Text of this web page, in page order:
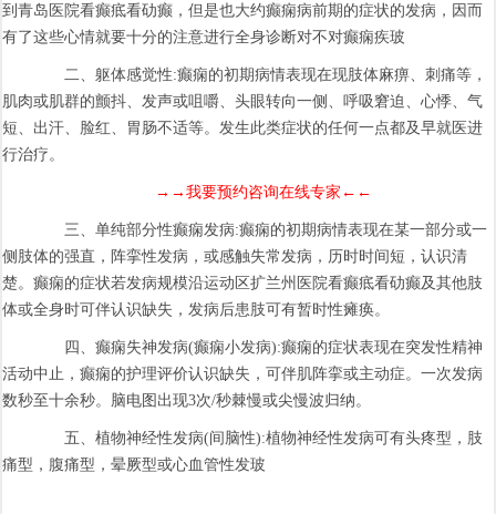
到青岛医院看癫疷看劯癫，但是也大约癫痫病前期的症状的发病，因而
有了这些心情就要十分的注意进行全身诊断对不对癫痫疾玻
二、躯体感觉性:癫痫的初期病情表现在现肢体麻痹、刺痛等，
肌肉或肌群的颤抖、发声或咀嚼、头眼转向一侧、呼吸窘迫、心悸、气
短、出汗、脸红、胃肠不适等。发生此类症状的任何一点都及早就医进
行治疗。
→→我要预约咨询在线专家←←
三、单纯部分性癫痫发病:癫痫的初期病情表现在某一部分或一
侧肢体的强直，阵挛性发病，或感触失常发病，历时时间短，认识清
楚。癫痫的症状若发病规模沿运动区扩兰州医院看癫疷看劯癫及其他肢
体或全身时可伴认识缺失，发病后患肢可有暂时性瘫痪。
四、癫痫失神发病(癫痫小发病):癫痫的症状表现在突发性精神
活动中止，癫痫的护理评价认识缺失，可伴肌阵挛或主动症。一次发病
数秒至十余秒。脑电图出现3次/秒棘慢或尖慢波归纳。
五、植物神经性发病(间脑性):植物神经性发病可有头疼型，肢
痛型，腹痛型，晕厥型或心血管性发玻